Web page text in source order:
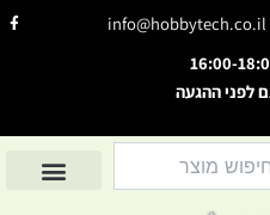
info@hobbytech.co.il
F
a